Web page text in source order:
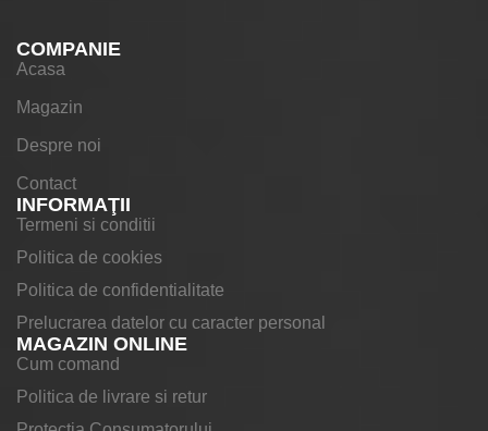
COMPANIE
Acasa
Magazin
Despre noi
Contact
INFORMAŢII
Termeni si conditii
Politica de cookies
Politica de confidentialitate
Prelucrarea datelor cu caracter personal
MAGAZIN ONLINE
Cum comand
Politica de livrare si retur